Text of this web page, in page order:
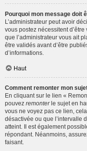
Pourquoi mon message doit
L’administrateur peut avoir
vous postez nécessitent
que l’administrateur vous ait
être validés avant d’être
d’informations.
Haut
Comment remonter mon
En cliquant sur le lien «
pouvez remonterle sujet en
vous ne voyez pas ce lien,
désactivée ou que l’intervalle
atteint. Il est également
répondant. Néanmoins,
faisant.